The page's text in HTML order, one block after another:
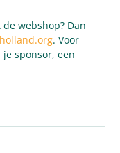
webshop? Dan
. Voor
sponsor, een